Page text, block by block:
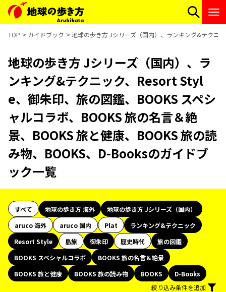
TOP ガイドブック 地球の歩き方 Jシリーズ（国内）、ランキング&テクニ
地球の歩き方 Jシリーズ（国内）、ラ
ンキング&テクニック、Resort Styl
e、御朱印、旅の図鑑、BOOKS スペシ
ャルコラボ、BOOKS 旅の名言＆絶
景、BOOKS 旅と健康、BOOKS 旅の読
み物、BOOKS、D-Booksのガイドブ
ック一覧
すべて 地球の歩き方 海外
地球の歩き方 Jシリーズ（国内）
aruco 海外
aruco 国内 Plat
ランキング&テクニック
Resort Style
島旅 御朱印 歴史時代
旅の図鑑
BOOKS スペシャルコラボ
BOOKS 旅の名言＆絶景
BOOKS 旅と健康
BOOKS 旅の読み物 BOOKS
D-Books
絞り込み条件を追加